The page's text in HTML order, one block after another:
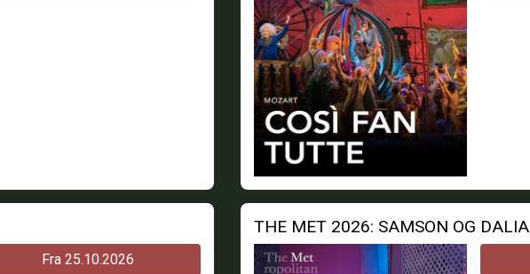
Fra 25.10.2026
THE MET 2026: SAMSON OG DALIA